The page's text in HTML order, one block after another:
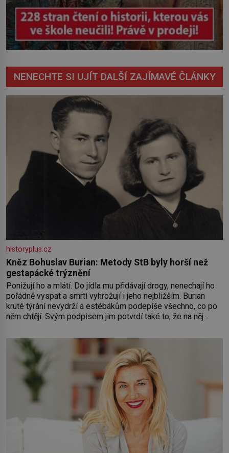
NENECHTE SI UJÍT DALŠÍ ZAJÍMAVÉ ČLÁNKY
historyplus.cz
Kněz Bohuslav Burian: Metody StB byly horší než
gestapácké trýznění
Ponižují ho a mlátí. Do jídla mu přidávají drogy, nenechají ho
pořádně vyspat a smrtí vyhrožují i jeho nejbližším. Burian
kruté týrání nevydrží a estébákům podepíše všechno, co po
něm chtějí. Svým podpisem jim potvrdí také to, že na něj
Syn brněnského řezníka chce být knězem a